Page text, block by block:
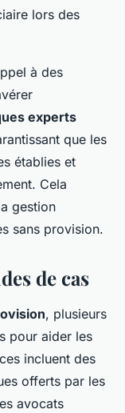
lors des
à des
experts
que les
établies et
Cela
gestion
sans provision.
de cas
, plusieurs
pour aider les
incluent des
offerts par les
avocats